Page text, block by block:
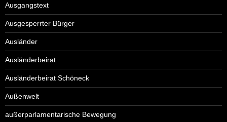
Ausgangstext
Ausgesperrter Bürger
Ausländer
Ausländerbeirat
Ausländerbeirat Schöneck
Außenwelt
außerparlamentarische Bewegung